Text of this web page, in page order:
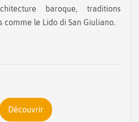
baroque, traditions
le Lido di San Giuliano.
Découvrir